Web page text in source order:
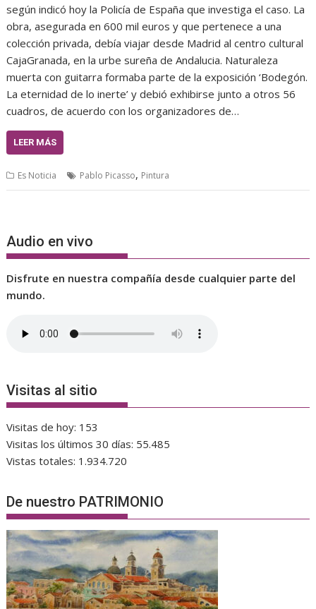
según indicó hoy la Policía de España que investiga el caso. La
obra, asegurada en 600 mil euros y que pertenece a una
colección privada, debía viajar desde Madrid al centro cultural
CajaGranada, en la urbe sureña de Andalucia. Naturaleza
muerta con guitarra formaba parte de la exposición ‘Bodegón.
La eternidad de lo inerte’ y debió exhibirse junto a otros 56
cuadros, de acuerdo con los organizadores de…
LEER MÁS
Es Noticia Pablo Picasso, Pintura
Audio en vivo
Disfrute en nuestra compañía desde cualquier parte del
mundo.
Visitas al sitio
Visitas de hoy: 153
Visitas los últimos 30 días: 55.485
Vistas totales: 1.934.720
De nuestro PATRIMONIO